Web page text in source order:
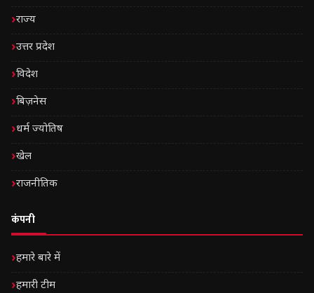
राज्य
उत्तर प्रदेश
विदेश
बिज़नेस
धर्म ज्योतिष
खेल
राजनीतिक
कंपनी
हमारे बारे में
हमारी टीम